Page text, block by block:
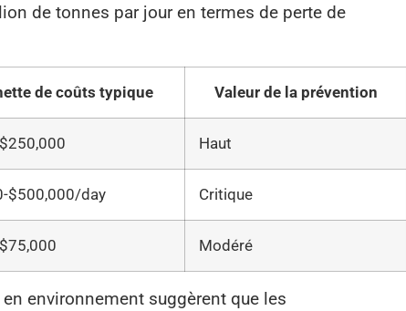
de tonnes par jour en termes de perte de
de coûts typique Valeur de la prévention
Haut
$500,000/day Critique
Modéré
environnement suggèrent que les